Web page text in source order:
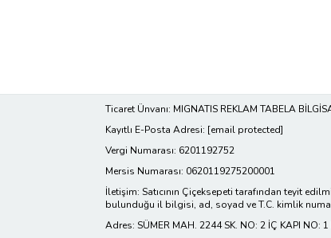
Ticaret Ünvanı: MIGNATIS REKLAM TABELA
Kayıtlı E-Posta Adresi: [email protected]
Vergi Numarası: 6201192752
Mersis Numarası: 0620119275200001
İletişim: Satıcının Çiçeksepeti tarafından teyit
bulunduğu il bilgisi, ad, soyad ve T.C. kimlik
Adres: SÜMER MAH. 2244 SK. NO: 2 İÇ KAPI NO: